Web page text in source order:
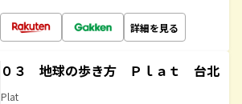
詳細を見る
０３ 地球の歩き方 Ｐｌａｔ 台北
Plat